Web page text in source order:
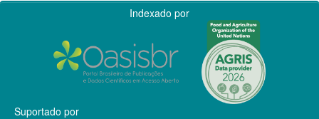
Indexado por
Suportado por